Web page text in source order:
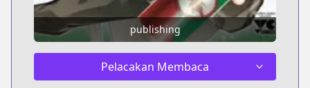
publishing
Pelacakan Membaca